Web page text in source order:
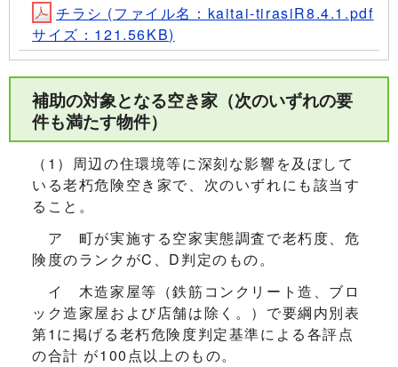
チラシ (ファイル名：kaitai-tirasiR8.4.1.pdf
サイズ：121.56KB)
補助の対象となる空き家（次のいずれの要
件も満たす物件）
（1）周辺の住環境等に深刻な影響を及ぼして
いる老朽危険空き家で、次のいずれにも該当す
ること。
ア 町が実施する空家実態調査で老朽度、危
険度のランクがC、D判定のもの。
イ 木造家屋等（鉄筋コンクリート造、ブロ
ック造家屋および店舗は除く。）で要綱内別表
第1に掲げる老朽危険度判定基準による各評点
の合計 が100点以上のもの。